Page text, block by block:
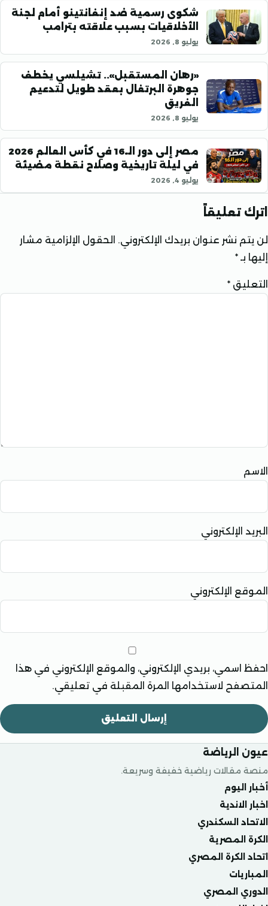
شكوى رسمية ضد إنفانتينو أمام لجنة
الأخلاقيات بسبب علاقته بترامب
يوليو 8, 2026
«رهان المستقبل».. تشيلسي يخطف
جوهرة البرتغال بعقد طويل لتدعيم
الفريق
مصر إلى دور الـ16 في كأس العالم 2026
في ليلة تاريخية وصلاح نقطة مضيئة
يوليو 4, 2026
تعليقاً
نشر عنوان بريدك الإلكتروني. الحقول الإلزامية مشار
*
*
الإلكتروني
الإلكتروني
بريدي الإلكتروني، والموقع الإلكتروني في هذا
لاستخدامها المرة المقبلة في تعليقي.
رياضية خفيفة وسريعة.
السكندري
المصري
المصري